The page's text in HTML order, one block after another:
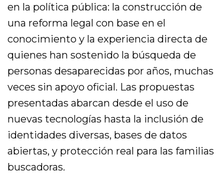
en la política pública: la construcción de
una reforma legal con base en el
conocimiento y la experiencia directa de
quienes han sostenido la búsqueda de
personas desaparecidas por años, muchas
veces sin apoyo oficial. Las propuestas
presentadas abarcan desde el uso de
nuevas tecnologías hasta la inclusión de
identidades diversas, bases de datos
abiertas, y protección real para las familias
buscadoras.